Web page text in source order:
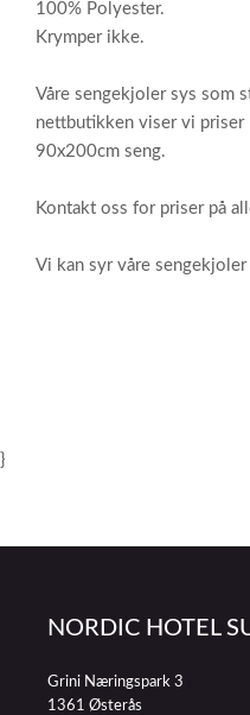
100% Polyester.
Krymper ikke.
Våre sengekjoler sys som
nettbutikken viser vi priser
90x200cm seng.
Kontakt oss for priser på
Vi kan syr våre
}
NORDIC HOTEL
Grini Næringspark 3
1361 Østerås